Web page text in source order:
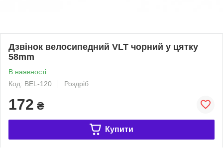
Дзвінок велосипедний VLT чорний у цятку
58mm
В наявності
Код: BEL-120
Роздріб
172 ₴
Купити